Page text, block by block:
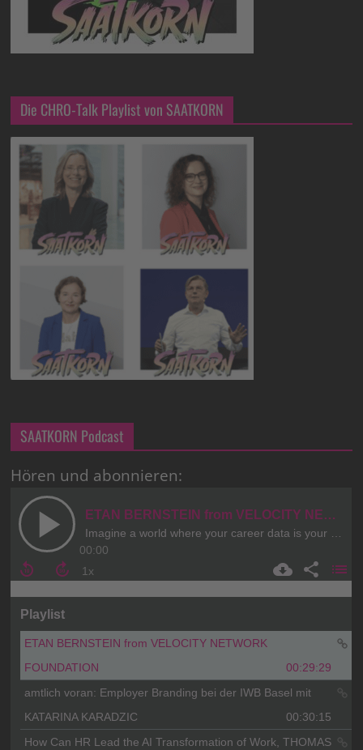
Die CHRO-Talk Playlist von SAATKORN
SAATKORN Podcast
Hören und abonnieren: